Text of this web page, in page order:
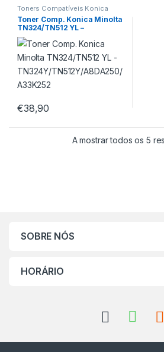
Toners Compatíveis Konica
Minolta
Toner Comp. Konica Minolta
TN324/TN512 YL –
TN324Y/TN512Y/A8DA250/A
33K252
€38,90
A mostrar todos os 5
SOBRE NÓS
HORÁRIO